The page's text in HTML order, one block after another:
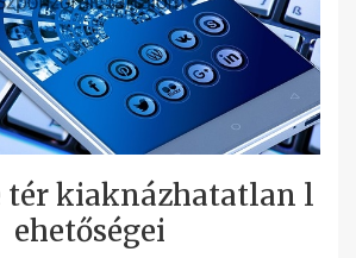
tér kiaknázhatatlan l
ehetőségei